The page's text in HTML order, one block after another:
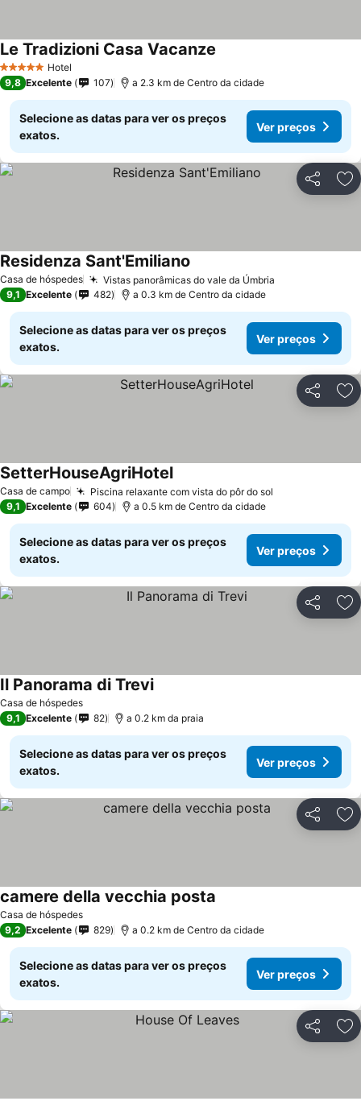
5 Estrelas Hotel
Le Tradizioni Casa Vacanze
9,8 Excelente 107 a 2.3 km de Centro da cidade
Selecione as datas para ver os preços
exatos.
Ver preços
Partilhar
Casa de hóspedes Vistas panorâmicas do vale da Úmbria
Residenza Sant'Emiliano Ver preços
9,1 Excelente 482 a 0.3 km de Centro da cidade
Selecione as datas para ver os preços
exatos.
Ver preços
Partilhar
Casa de campo Piscina relaxante com vista do pôr do sol
SetterHouseAgriHotelVer preços
9,1 Excelente 604 a 0.5 km de Centro da cidade
Selecione as datas para ver os preços
exatos.
Ver preços
Partilhar
Casa de hóspedes
Il Panorama di TreviVer preços
9,1 Excelente 82 a 0.2 km da praia
Selecione as datas para ver os preços
exatos.
Ver preços
Partilhar
Casa de hóspedes
camere della vecchia posta
9,2 Excelente 829 a 0.2 km de Centro da cidade
Selecione as datas para ver os preços
exatos.
Ver preços
Partilhar